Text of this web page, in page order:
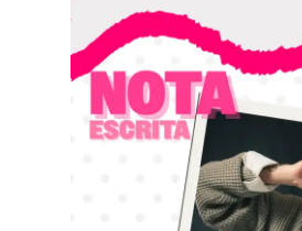
sobre denim
no siempre es algo malo… aunque
una nueva oportunidad a un jean denim
En
Aunque
CLIC Y